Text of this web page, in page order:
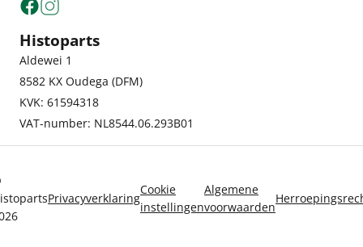
Histoparts
Aldewei 1
8582 KX Oudega (DFM)
KVK: 61594318
VAT-number: NL8544.06.293B01
Privacyverklaring
Cookie
instellingen
Algemene
voorwaarden